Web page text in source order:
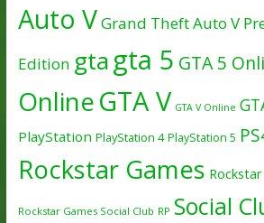
Auto VGrand Theft Auto V
Edition gtagta 5 GTA 5
OnlineGTA V GTA V Online
PlayStation PlayStation 4 PlayStation 5
Rockstar Games
Rockstar Games Social Club RP Social